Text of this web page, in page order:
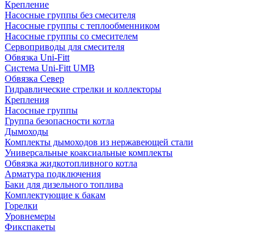
Крепление
Насосные группы без смесителя
Насосные группы с теплообменником
Насосные группы со смесителем
Сервоприводы для смесителя
Обвязка Uni-Fitt
Система Uni-Fitt UMB
Обвязка Север
Гидравлические стрелки и коллекторы
Крепления
Насосные группы
Группа безопасности котла
Дымоходы
Комплекты дымоходов из нержавеющей стали
Универсальные коаксиальные комплекты
Обвязка жидкотопливного котла
Арматура подключения
Баки для дизельного топлива
Комплектующие к бакам
Горелки
Уровнемеры
Фикспакеты